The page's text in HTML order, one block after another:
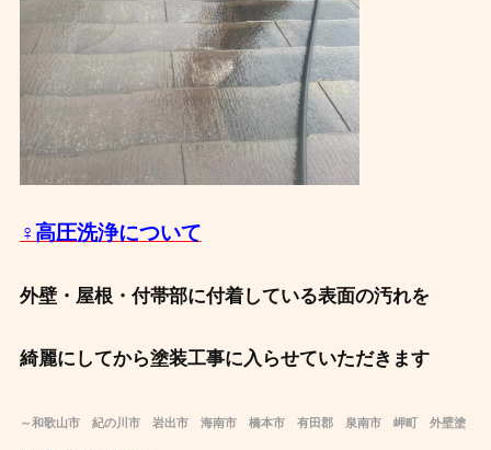
‍♀️高圧洗浄について
外壁・屋根・付帯部に付着している表面の汚れを
綺麗にしてから塗装工事に入らせていただきます
～和歌山市 紀の川市 岩出市 海南市 橋本市 有田郡 泉南市 岬町 外壁塗